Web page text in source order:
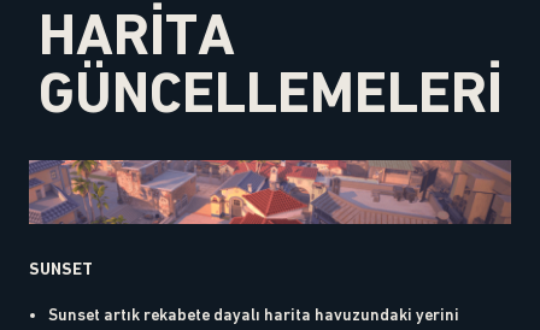
HARİTA
GÜNCELLEMELERİ
SUNSET
Sunset artık rekabete dayalı harita havuzundaki yerini